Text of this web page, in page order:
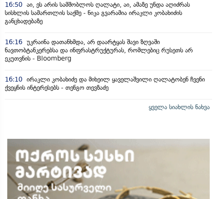
16:50 აი, ეს არის სამშობლოს ღალატი, აი, ამაზე უნდა აღიძრას
სისხლის სამართლის საქმე - ნიკა გვარამია ირაკლი კობახიძის
განცხადებაზე
16:16 უკრაინა დათანხმდა, არ დაარტყას შავი ზღვაში
ნავთობტანკერებსა და ინფრასტრუქტურას, რომლებიც რუსეთს არ
ეკუთვნის - Bloomberg
16:10 ირაკლი კობახიძე და მიხეილ ყაველაშვილი ღალატობენ ჩვენი
ქვეყნის ინტერესებს - თენგო თევზაძე
ყველა სიახლის ნახვა